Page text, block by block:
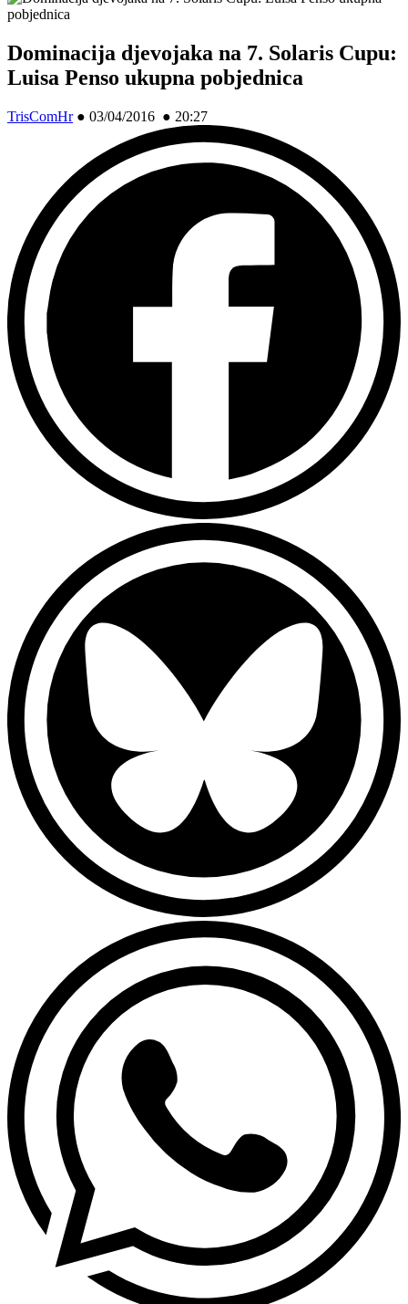
Dominacija djevojaka na 7. Solaris Cupu:
Luisa Penso ukupna pobjednica
TrisComHr● 03/04/2016 ● 20:27